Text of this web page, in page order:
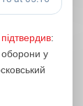
підтвердив:
оборони у